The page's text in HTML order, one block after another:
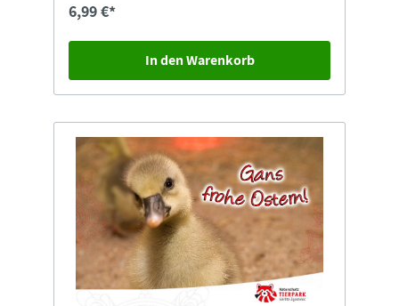
6,99 €*
In den Warenkorb